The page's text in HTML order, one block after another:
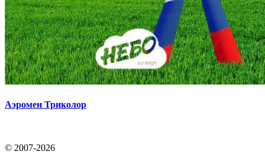
Аэромен Триколор
© 2007-2026